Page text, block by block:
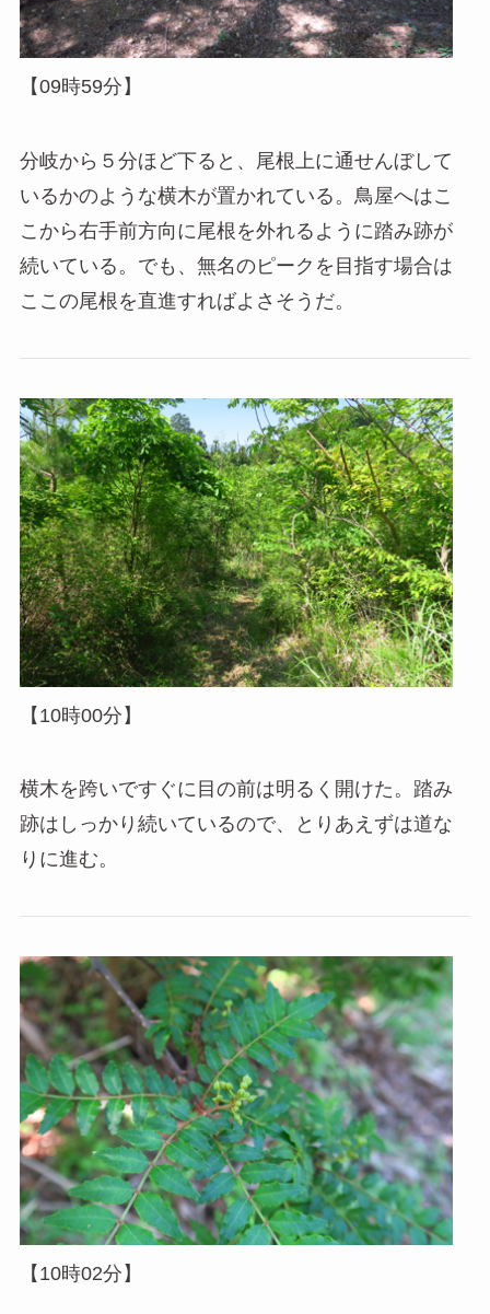
【09時59分】
分岐から５分ほど下ると、尾根上に通せんぼして
いるかのような横木が置かれている。鳥屋へはこ
こから右手前方向に尾根を外れるように踏み跡が
続いている。でも、無名のピークを目指す場合は
ここの尾根を直進すればよさそうだ。
【10時00分】
横木を跨いですぐに目の前は明るく開けた。踏み
跡はしっかり続いているので、とりあえずは道な
りに進む。
【10時02分】